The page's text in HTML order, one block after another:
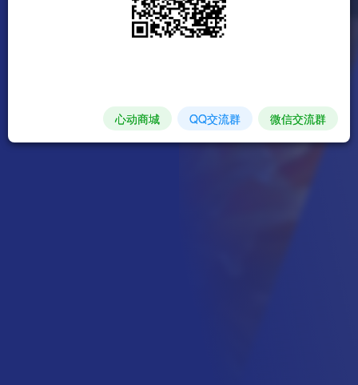
心动商城 QQ交流群 微信交流群